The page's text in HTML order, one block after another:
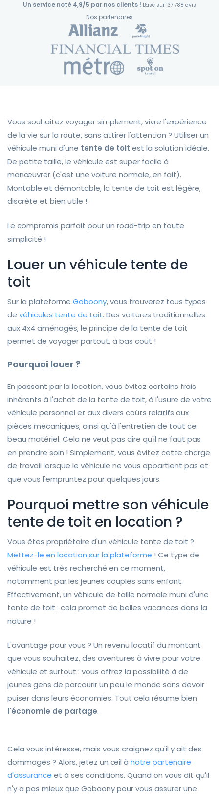
Un service noté 4,9/5 par nos clients ! Basé sur 137 788 avis
Nos partenaires
Vous souhaitez voyager simplement, vivre l'expérience
de la vie sur la route, sans attirer l'attention ? Utiliser un
véhicule muni d'une tente de toit est la solution idéale.
De petite taille, le véhicule est super facile à
manœuvrer (c'est une voiture normale, en fait).
Montable et démontable, la tente de toit est légère,
discrète et bien utile !
Le compromis parfait pour un road-trip en toute
simplicité !
Louer un véhicule tente de
toit
Sur la plateforme Goboony, vous trouverez tous types
de véhicules tente de toit. Des voitures traditionnelles
aux 4x4 aménagés, le principe de la tente de toit
permet de voyager partout, à bas coût !
Pourquoi louer ?
En passant par la location, vous évitez certains frais
inhérents à l'achat de la tente de toit, à l'usure de votre
véhicule personnel et aux divers coûts relatifs aux
pièces mécaniques, ainsi qu'à l'entretien de tout ce
beau matériel. Cela ne veut pas dire qu'il ne faut pas
en prendre soin ! Simplement, vous évitez cette charge
de travail lorsque le véhicule ne vous appartient pas et
que vous l'empruntez pour quelques jours.
Pourquoi mettre son véhicule
tente de toit en location ?
Vous êtes propriétaire d'un véhicule tente de toit ?
Mettez-le en location sur la plateforme ! Ce type de
véhicule est très recherché en ce moment,
notamment par les jeunes couples sans enfant.
Effectivement, un véhicule de taille normale muni d'une
tente de toit : cela promet de belles vacances dans la
nature !
L'avantage pour vous ? Un revenu locatif du montant
que vous souhaitez, des aventures à vivre pour votre
véhicule et surtout : vous offrez la possibilité à de
jeunes gens de parcourir un peu le monde sans devoir
puiser dans leurs économies. Tout cela résume bien
l'économie de partage.
Cela vous intéresse, mais vous craignez qu'il y ait des
dommages ? Alors, jetez un œil à notre partenaire
d'assurance et à ses conditions. Quand on vous dit qu'il
n'y a pas mieux que Goboony pour vous assurer une